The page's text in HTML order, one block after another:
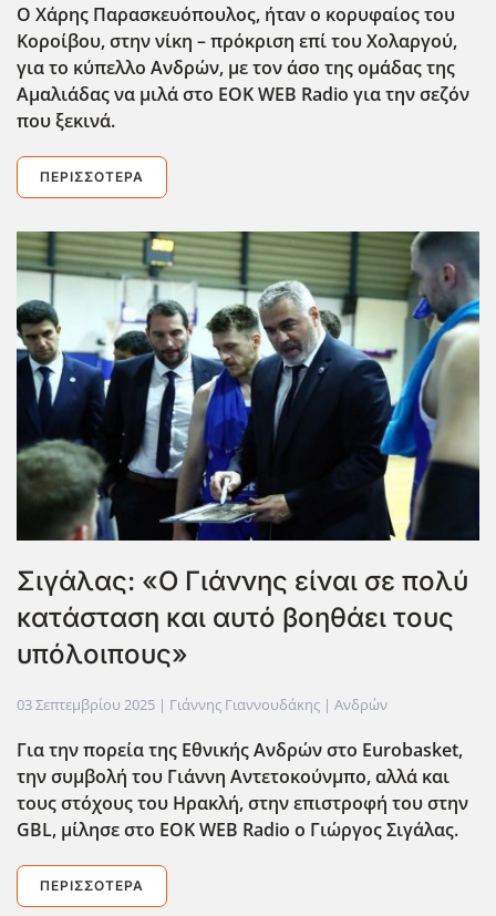
Ο Χάρης Παρασκευόπουλος, ήταν ο κορυφαίος του
Κοροίβου, στην νίκη – πρόκριση επί του Χολαργού,
για το κύπελλο Ανδρών, με τον άσο της ομάδας της
Αμαλιάδας να μιλά στο EOKWEB Radio για την σεζόν
που ξεκινά.
ΠΕΡΙΣΣΌΤΕΡΑ
Σιγάλας: «Ο Γιάννης είναι σε πολύ
κατάσταση και αυτό βοηθάει τους
υπόλοιπους»
03 Σεπτεμβρίου 2025 | Γιάννης Γιαννουδάκης | Ανδρών
Για την πορεία της Εθνικής Ανδρών στο Eurobasket,
την συμβολή του Γιάννη Αντετοκούνμπο, αλλά και
τους στόχους του Ηρακλή, στην επιστροφή του στην
GBL, μίλησε στο EOKWEB Radio ο Γιώργος Σιγάλας.
ΠΕΡΙΣΣΌΤΕΡΑ